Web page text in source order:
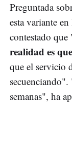
Preguntada
esta variante
contestado que
realidad es
que el servicio
semanas", ha